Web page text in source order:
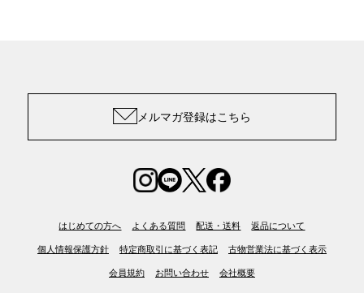
メルマガ登録はこちら
はじめての方へ よくある質問 配送・送料 返品について
個人情報保護方針 特定商取引に基づく表記 古物営業法に基づく表示
会員規約 お問い合わせ 会社概要